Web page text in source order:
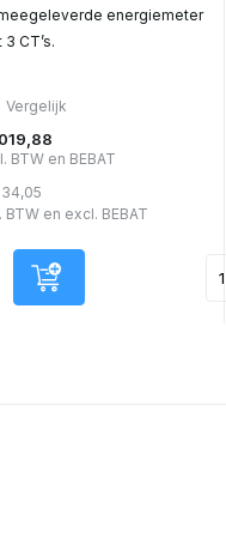
energiemeter
CT’s.
Vergelijk
BTW en BEBAT
BTW en excl. BEBAT